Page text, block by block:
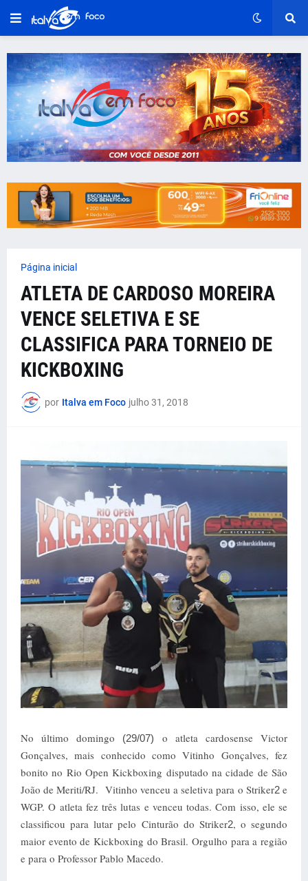
Página inicial
ATLETA DE CARDOSO MOREIRA
VENCE SELETIVA E SE
CLASSIFICA PARA TORNEIO DE
KICKBOXING
por Italva em Foco julho 31, 2018
No último domingo (29/07)
o atleta cardosense Victor
Gonçalves, mais conhecido como Vitinho Gonçalves, fez
bonito no Rio Open Kickboxing disputado na cidade de São
João de Meriti/RJ. Vitinho venceu a seletiva para o Striker2e
WGP. O atleta fez três lutas e venceu todas. Com isso, ele se
classificou para lutar pelo Cinturão do Striker2, o segundo
maior evento de Kickboxing do Brasil. Orgulho para a região
e para o Professor Pablo Macedo.